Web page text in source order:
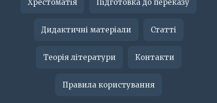
Хрестоматія Підготовка до переказу
Дидактичні матеріали Статті
Теорія літератури Контакти
Правила користування